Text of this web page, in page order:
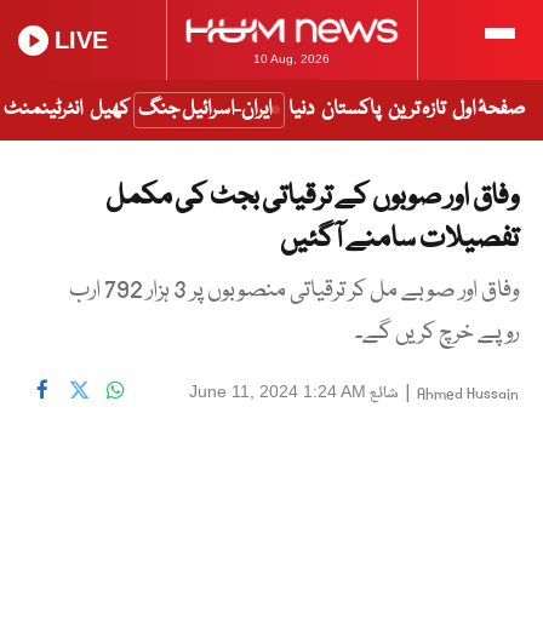
10 Aug, 2026
LIVE
صفحۂ اول تازہ ترین پاکستان دنیا ایران-اسرائیل جنگ کھیل انٹرٹینمنٹ
وفاق اور صوبوں کے ترقیاتی بجٹ کی مکمل
تفصیلات سامنے آگئیں
وفاق اور صوبے مل کر ترقیاتی منصوبوں پر 3 ہزار 792 ارب
روپے خرچ کریں گے۔
Ahmed Hussain
| شائع June 11, 2024 1:24 AM